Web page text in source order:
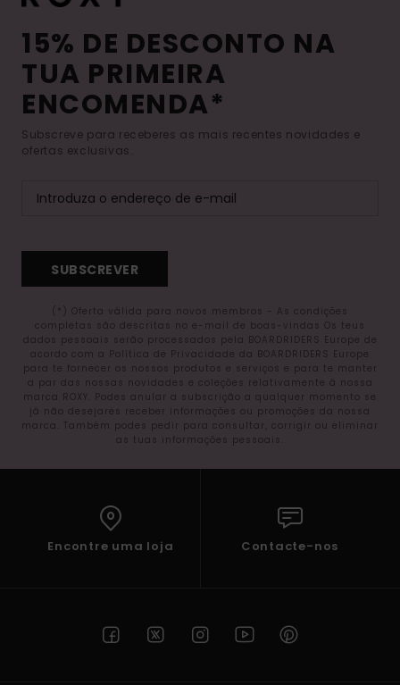
15% DE DESCONTO NA
TUA PRIMEIRA
ENCOMENDA*
Subscreve para receberes as mais recentes novidades e
ofertas exclusivas.
SUBSCREVER
(*) Oferta válida para novos membros - As condições
completas são descritas no e-mail de boas-vindas Os teus
dados pessoais serão processados pela BOARDRIDERS Europe de
acordo com a Política de Privacidade da BOARDRIDERS Europe
para te fornecer os nossos produtos e serviços e para te manter
a par das nossas novidades e coleções relativamente à nossa
marca ROXY. Podes anular a subscrição a qualquer momento se
já não desejares receber informações ou promoções da nossa
marca. Também podes pedir para consultar, corrigir ou eliminar
as tuas informações pessoais.
Encontre uma loja Contacte-nos